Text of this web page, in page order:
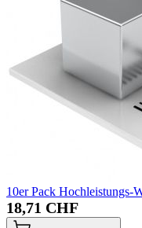
10er Pack Hochleistungs-
18,71 CHF